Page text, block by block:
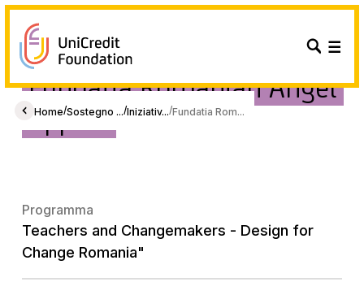
Home/Sostegno .../Iniziativ.../Fundatia Rom...
Fundatia Romanian Angel
Appeal
Programma
Teachers and Changemakers - Design for
Change Romania"